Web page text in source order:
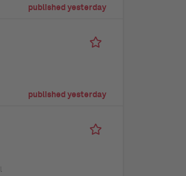
published yesterday
published yesterday